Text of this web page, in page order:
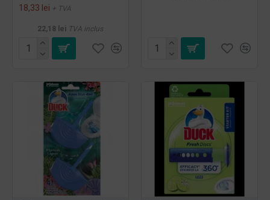
18,33 lei + TVA
22,18 lei TVA inclus